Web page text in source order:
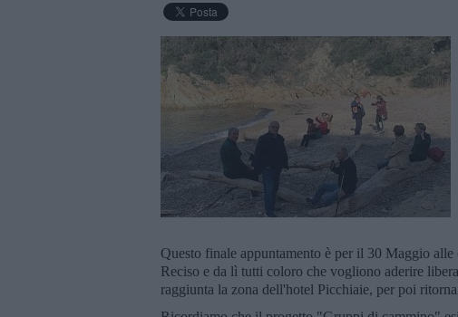
Questo finale appuntamento è per il 30 Maggio
Reciso e da lì tutti coloro che vogliono aderire
raggiunta la zona dell'hotel Picchiaie, per poi